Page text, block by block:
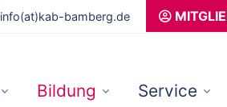
info(at)kab-bamberg.de
Bildung Service